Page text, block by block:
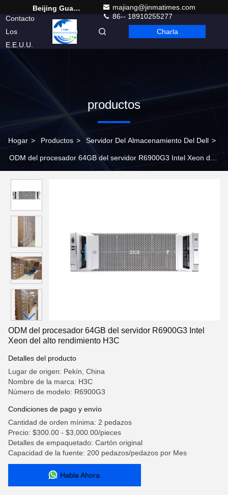
Beijing Guangtian Runze Technology Co., Ltd.
majiang@jinmatimes.com
86-- 18910255277
Contacto
Los
E.E.U.U.
Spanish Charla
productos
Hogar > Productos > Servidor Del Almacenamiento Del Dell >
ODM del procesador 64GB del servidor R6900G3 Intel Xeon del
ODM del procesador 64GB del servidor R6900G3 Intel
Xeon del alto rendimiento H3C
Detalles del producto
Lugar de origen: Pekín, China
Nombre de la marca: H3C
Número de modelo: R6900G3
Condiciones de pago y envío
Cantidad de orden mínima: 2 pedazos
Precio: $300.00 - $3,000.00/pieces
Detalles de empaquetado: Cartón original
Capacidad de la fuente: 200 pedazos/pedazos por Mes
Habla Ahora.